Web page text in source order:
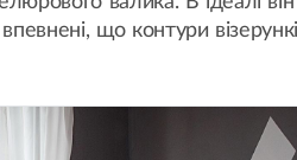
що контури